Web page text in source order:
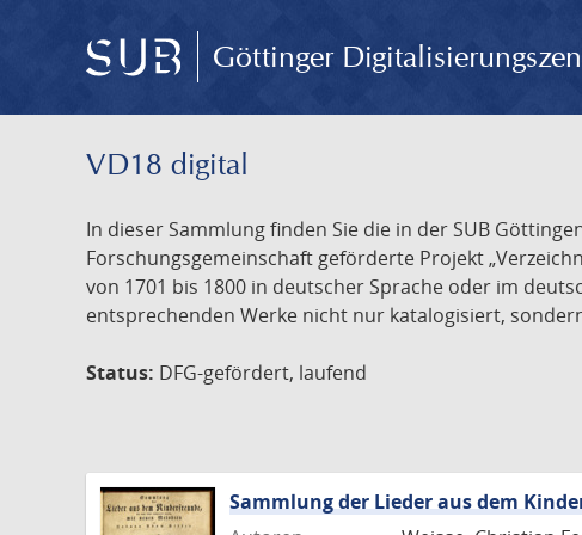
Göttinger
VD18 digital
In dieser Sammlung finden Sie die in der SUB
Forschungsgemeinschaft geförderte Projekt
von 1701 bis 1800 in deutscher Sprache oder im
entsprechenden Werke nicht nur katalogisiert,
Status: DFG-gefördert, laufend
Sammlung der Lieder aus dem